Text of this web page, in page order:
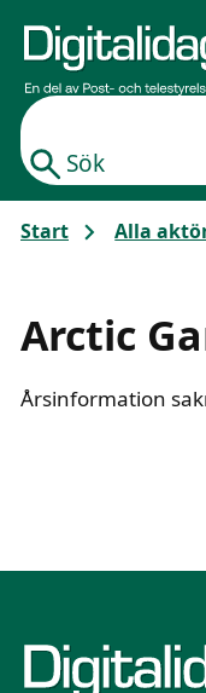
Sök
Start Alla
Arctic
Årsinformation